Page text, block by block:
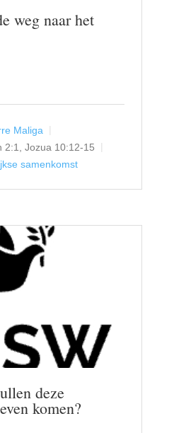
weg naar het
Maliga
2:1, Jozua 10:12-15
samenkomst
deze
komen?